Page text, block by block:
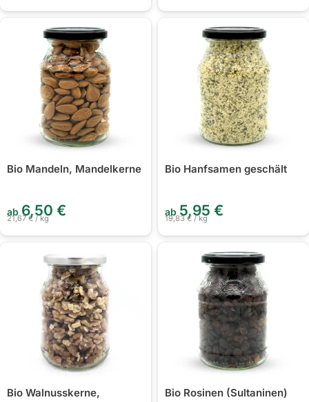
Bio Mandeln, Mandelkerne
ab 6,50 €
21,67€ /kg
Bio Hanfsamen geschält
ab 5,95 €
19,83€ /kg
Bio Walnusskerne,
Bio Rosinen (Sultaninen)